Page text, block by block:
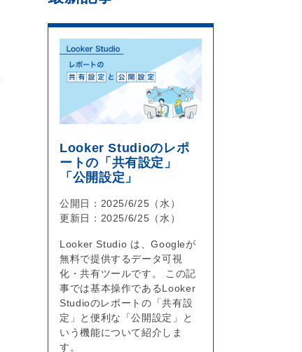
Looker Studioのレポ
ートの「共有設定」
「公開設定」
公開日：2025/6/25（水）
更新日：2025/6/25（水）
Looker Studio は、Googleが
無料で提供するデータ可視
化・共有ツールです。 この記
事では基本操作であるLooker
Studioのレポートの「共有設
定」と便利な「公開設定」と
いう機能について紹介しま
す。